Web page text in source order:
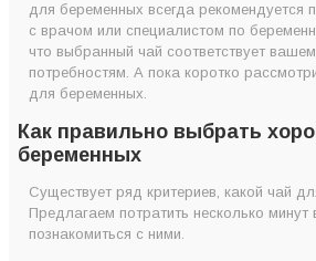
9. Попробуйте чай для беременных
Как выбрать чай для беременных?
для беременных всегда рекомендуется
с врачом или специалистом по
что выбранный чай соответствует
потребностям. А пока коротко
для беременных.
Как правильно выбрать
беременных
Существует ряд критериев, какой чай
Предлагаем потратить несколько минут
познакомиться с ними.